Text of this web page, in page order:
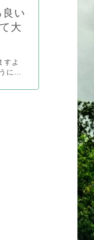
い
大
すよ
に...